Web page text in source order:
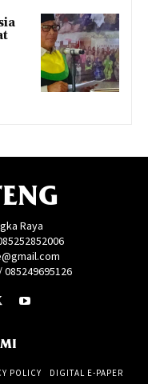
Raya
085249695126
POLICY DIGITAL E-PAPER